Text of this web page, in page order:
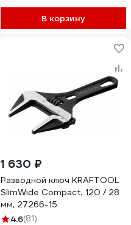
В корзину
1 630 ₽
Разводной ключ KRAFTOOL
SlimWide Compact, 120 / 28
мм, 27266-15
4.6(81)